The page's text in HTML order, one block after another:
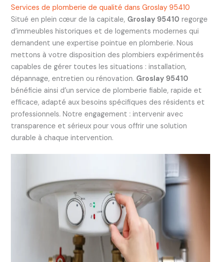
Services de plomberie de qualité dans Groslay 95410
Situé en plein cœur de la capitale, Groslay 95410 regorge
d’immeubles historiques et de logements modernes qui
demandent une expertise pointue en plomberie. Nous
mettons à votre disposition des plombiers expérimentés
capables de gérer toutes les situations : installation,
dépannage, entretien ou rénovation. Groslay 95410
bénéficie ainsi d’un service de plomberie fiable, rapide et
efficace, adapté aux besoins spécifiques des résidents et
professionnels. Notre engagement : intervenir avec
transparence et sérieux pour vous offrir une solution
durable à chaque intervention.